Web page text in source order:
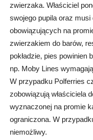
zwierzaka. Właściciel
swojego pupila oraz
obowiązujących na
zwierzakiem do barów,
pokładzie, pies
np. Moby Lines
W przypadku Polferries
zobowiązują właściciela
wyznaczonej na promie
ograniczona. W
niemożliwy.